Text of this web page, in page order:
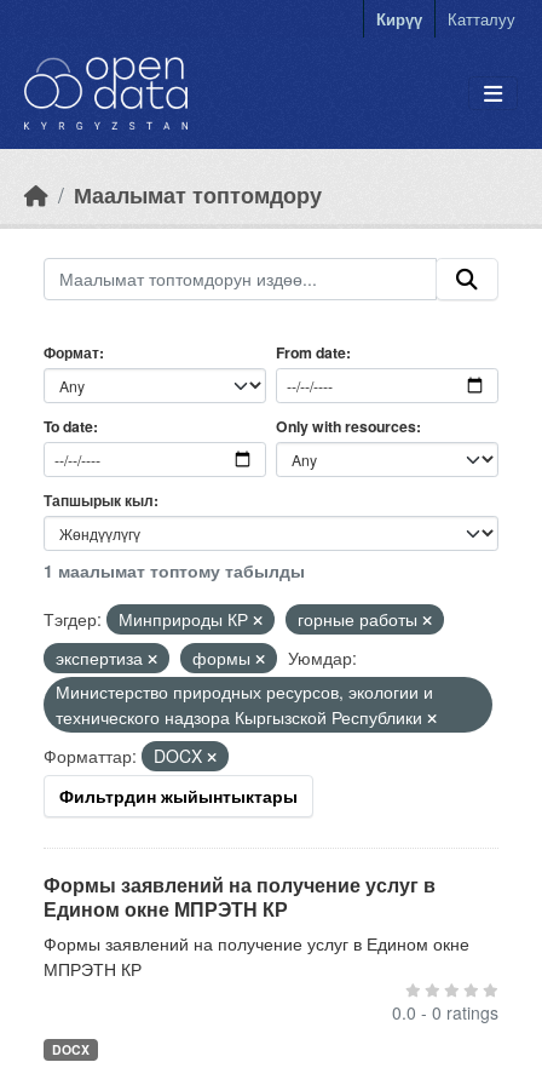
Кирүү Катталуу
Маалымат топтомдору
Формат From date
To date Only with resources
Тапшырык кыл
1 маалымат топтому табылды
Тэгдер:
Минприроды КР
горные работы
экспертиза
формы
Уюмдар:
Министерство природных ресурсов, экологии и
технического надзора Кыргызской Республики
Форматтар:
DOCX
Фильтрдин жыйынтыктары
Формы заявлений на получение услуг в
Едином окне МПРЭТН КР
Формы заявлений на получение услуг в Едином окне
МПРЭТН КР
0.0 - 0 ratings
DOCX